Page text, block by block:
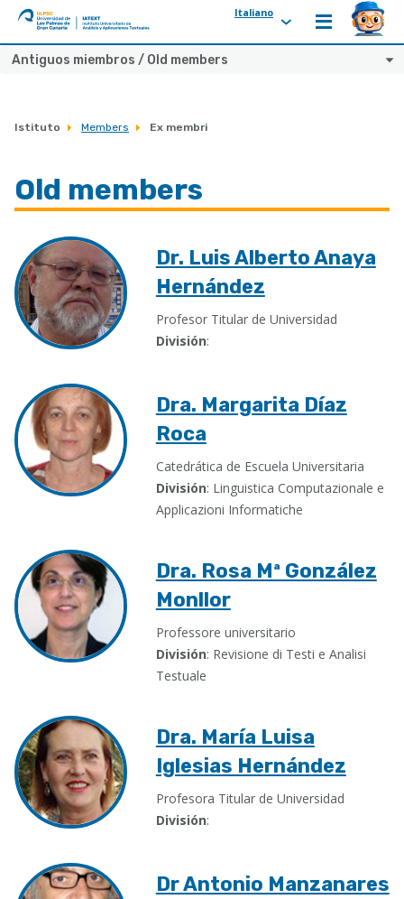
ULPGC
Ir
de
Italiano
Antiguos miembros / Old members
Istituto Members Ex membri
Old members
Dr. Luis Alberto Anaya
Hernández
Profesor Titular de Universidad
División:
Dra. Margarita Díaz
Roca
Catedrática de Escuela Universitaria
División: Linguistica Computazionale e
Applicazioni Informatiche
Dra. Rosa Mª González
Monllor
Professore universitario
División: Revisione di Testi e Analisi
Testuale
Dra. María Luisa
Iglesias Hernández
Profesora Titular de Universidad
División:
Dr Antonio Manzanares